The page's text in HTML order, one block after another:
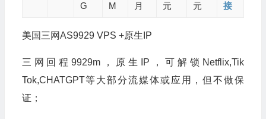
G
M
月
元
元
接
美国三网AS9929 VPS +原生IP
三网回程9929m，原生IP，可解锁Netflix,Tik
Tok,CHATGPT等大部分流媒体或应用，但不做保
证；